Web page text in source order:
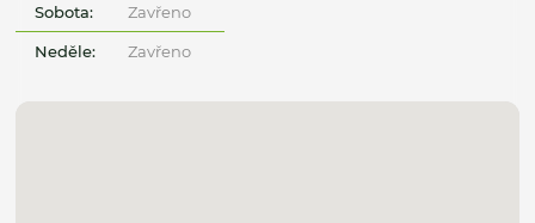
Sobota: Zavřeno
Neděle: Zavřeno